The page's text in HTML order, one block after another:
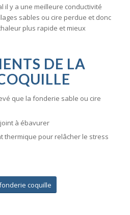
il y a une meilleure conductivité
sables ou cire perdue et donc
plus rapide et mieux
DE LA
que la fonderie sable ou cire
à ébavurer
thermique pour relâcher le stress
coquille